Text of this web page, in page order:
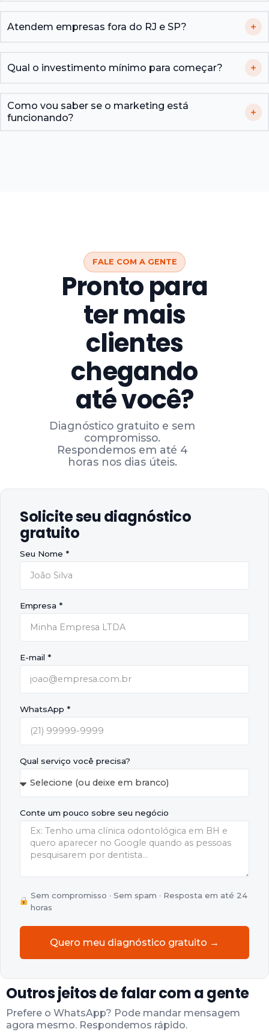
Atendem empresas fora do RJ e SP?
Qual o investimento mínimo para começar?
Como vou saber se o marketing está
funcionando?
FALE COM A GENTE
Pronto para
ter mais
clientes
chegando
até você?
Diagnóstico gratuito e sem
compromisso.
Respondemos em até 4
horas nos dias úteis.
Solicite seu diagnóstico
gratuito
Seu Nome *
Empresa *
E-mail *
WhatsApp *
Qual serviço você precisa?
Conte um pouco sobre seu negócio
Sem compromisso · Sem spam · Resposta em até 24
horas
Quero meu diagnóstico gratuito →
Outros jeitos de falar com a gente
Prefere o WhatsApp? Pode mandar mensagem
agora mesmo. Respondemos rápido.